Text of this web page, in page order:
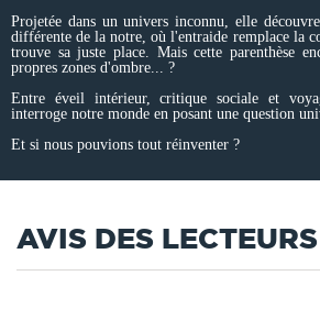
Projetée dans un univers inconnu, elle
différente de la notre, où l'entraide remplace la
trouve sa juste place. Mais cette parenthèse
propres zones d'ombre... ?
Entre éveil intérieur, critique sociale et
interroge notre monde en posant une question
Et si nous pouvions tout réinventer ?
AVIS DES LECTEURS